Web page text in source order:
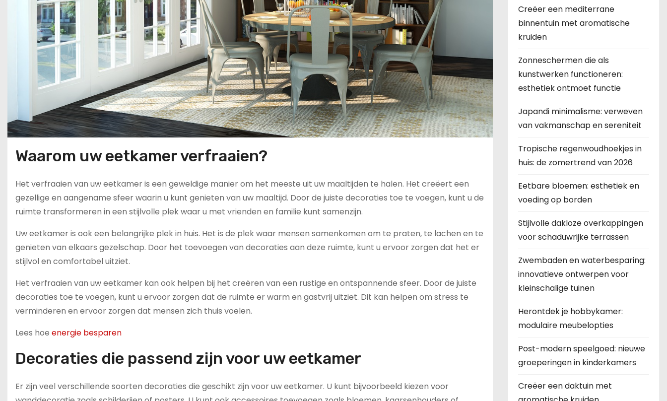
Waarom uw eetkamer verfraaien?
Het verfraaien van uw eetkamer is een geweldige manier om het meeste uit uw maaltijden te halen. Het creëert een
gezellige en aangename sfeer waarin u kunt genieten van uw maaltijd. Door de juiste decoraties toe te voegen, kunt u de
ruimte transformeren in een stijlvolle plek waar u met vrienden en familie kunt samenzijn.
Uw eetkamer is ook een belangrijke plek in huis. Het is de plek waar mensen samenkomen om te praten, te lachen en te
genieten van elkaars gezelschap. Door het toevoegen van decoraties aan deze ruimte, kunt u ervoor zorgen dat het er
stijlvol en comfortabel uitziet.
Het verfraaien van uw eetkamer kan ook helpen bij het creëren van een rustige en ontspannende sfeer. Door de juiste
decoraties toe te voegen, kunt u ervoor zorgen dat de ruimte er warm en gastvrij uitziet. Dit kan helpen om stress te
verminderen en ervoor zorgen dat mensen zich thuis voelen.
Lees hoe energie besparen
Decoraties die passend zijn voor uw eetkamer
Er zijn veel verschillende soorten decoraties die geschikt zijn voor uw eetkamer. U kunt bijvoorbeeld kiezen voor
Creëer een mediterrane
binnentuin met aromatische
kruiden
Zonneschermen die als
kunstwerken functioneren:
esthetiek ontmoet functie
Japandi minimalisme: verweven
van vakmanschap en sereniteit
Tropische regenwoudhoekjes in
huis: de zomertrend van 2026
Eetbare bloemen: esthetiek en
voeding op borden
Stijlvolle dakloze overkappingen
voor schaduwrijke terrassen
Zwembaden en waterbesparing:
innovatieve ontwerpen voor
kleinschalige tuinen
Herontdek je hobbykamer:
modulaire meubelopties
Post-modern speelgoed: nieuwe
groeperingen in kinderkamers
Creëer een daktuin met